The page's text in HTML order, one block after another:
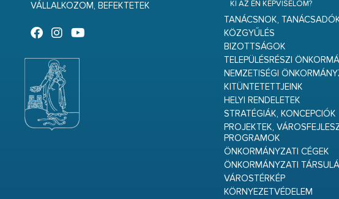
VÁLLALKOZOM, BEFEKTETEK
KI AZ ÉN KÉPVISELŐM?
TANÁCSNOK,
KÖZGYŰLÉS
BIZOTTSÁGOK
TELEPÜLÉSRÉSZI
NEMZETISÉGI
KITÜNTETETTJEINK
HELYI RENDELETEK
STRATÉGIÁK, KONCEPCIÓK
PROJEKTEK,
PROGRAMOK
ÖNKORMÁNYZATI CÉGEK
ÖNKORMÁNYZATI
VÁROSTÉRKÉP
KÖRNYEZETVÉDELEM